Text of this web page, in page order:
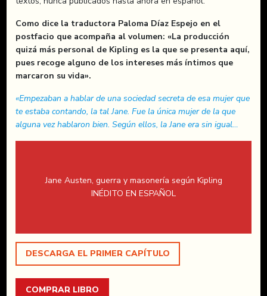
Como dice la traductora Paloma Díaz Espejo en el
postfacio que acompaña al volumen: «La producción
quizá más personal de Kipling es la que se presenta aquí,
pues recoge alguno de los intereses más íntimos que
marcaron su vida».
«Empezaban a hablar de una sociedad secreta de esa mujer que
te estaba contando, la tal Jane. Fue la única mujer de la que
alguna vez hablaron bien. Según ellos, la Jane era sin igual…
Jane Austen, guerra y masonería según Kipling
INÉDITO EN ESPAÑOL
DESCARGA EL PRIMER CAPÍTULO
COMPRAR LIBRO